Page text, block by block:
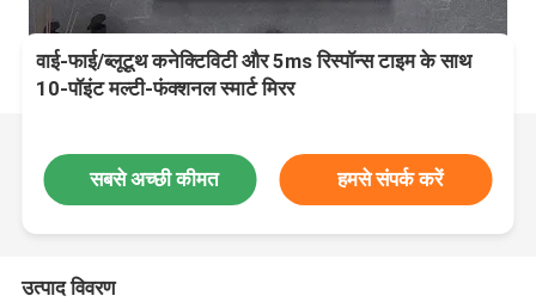
वाई-फाई/ब्लूटूथ कनेक्टिविटी और 5ms रिस्पॉन्स टाइम के साथ
10-पॉइंट मल्टी-फंक्शनल स्मार्ट मिरर
सबसे अच्छी कीमत हमसे संपर्क करें
उत्पाद विवरण